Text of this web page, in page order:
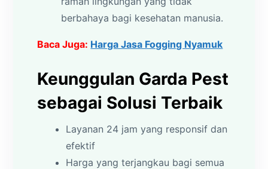
berbahaya bagi kesehatan manusia.
Baca Juga: Harga Jasa Fogging Nyamuk
Keunggulan Garda Pest
sebagai Solusi Terbaik
Layanan 24 jam yang responsif dan
efektif
Harga yang terjangkau bagi semua